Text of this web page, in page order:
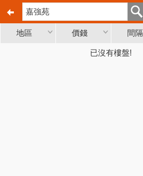
地區 價錢 間隔
已沒有樓盤!